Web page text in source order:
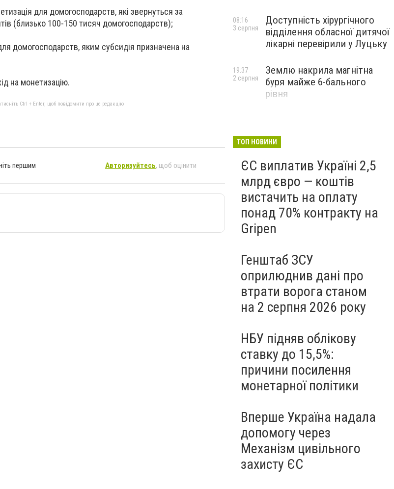
для домогосподарств, які звернуться за
(близько 100-150 тисяч домогосподарств);
домогосподарств, яким субсидія призначена на
на монетизацію.
Ctrl + Enter, щоб повідомити про це редакцію
першим Авторизуйтесь, щоб оцінити
Доступність хірургічного
відділення обласної дитячої
лікарні перевірили у Луцьку
08:16
3 серпня
Землю накрила магнітна
буря майже 6-бального
рівня
19:37
2 серпня
ТОП НОВИНИ
ЄС виплатив Україні 2,5
млрд євро — коштів
вистачить на оплату
понад 70% контракту на
Gripen
Генштаб ЗСУ
оприлюднив дані про
втрати ворога станом
на 2 серпня 2026 року
НБУ підняв облікову
ставку до 15,5%:
причини посилення
монетарної політики
Вперше Україна надала
допомогу через
Механізм цивільного
захисту ЄС